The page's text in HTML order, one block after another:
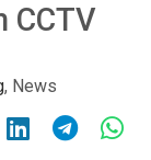
CCTV
, News